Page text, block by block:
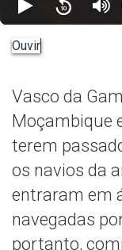
Ouvir
Vasco da
Moçambique
terem
os navios da
entraram em
navegadas
portanto,